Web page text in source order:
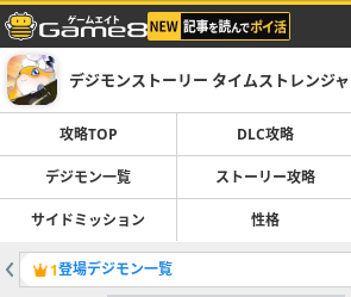
デジモンストーリー タイムストレンジ
攻略TOP DLC攻略
デジモン一覧 ストーリー攻略
サイドミッション 性格
1登場デジモン一覧